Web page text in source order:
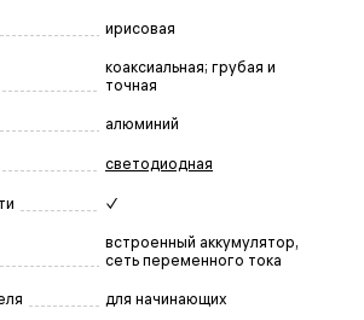
ирисовая
коаксиальная; грубая и
точная
алюминий
светодиодная
✓
встроенный аккумулятор,
сеть переменного тока
для начинающих